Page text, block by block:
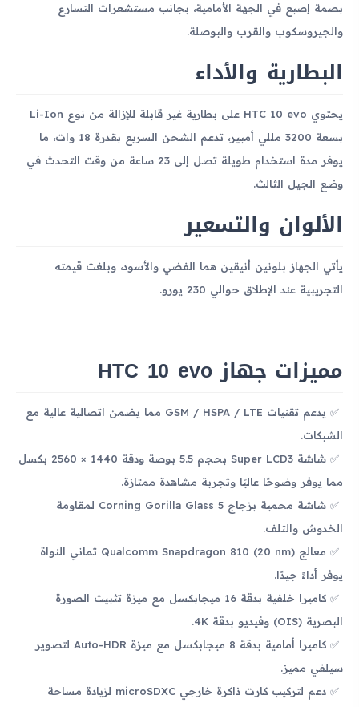
بصمة إصبع في الجهة الأمامية، بجانب مستشعرات التسارع
والجيروسكوب والقرب والبوصلة.
البطارية والأداء
يحتوي HTC 10 evo على بطارية غير قابلة للإزالة من نوع Li-Ion
بسعة 3200 مللي أمبير، تدعم الشحن السريع بقدرة 18 وات، ما
يوفر مدة استخدام طويلة تصل إلى 23 ساعة من وقت التحدث في
وضع الجيل الثالث.
الألوان والتسعير
يأتي الجهاز بلونين أنيقين هما الفضي والأسود، وبلغت قيمته
التجريبية عند الإطلاق حوالي 230 يورو.
مميزات جهاز HTC 10 evo
يدعم تقنيات GSM / HSPA / LTE مما يضمن اتصالية عالية مع
الشبكات.
شاشة Super LCD3 بحجم 5.5 بوصة ودقة 1440 × 2560 بكسل
مما يوفر وضوحًا عاليًا وتجربة مشاهدة ممتازة.
شاشة محمية بزجاج Corning Gorilla Glass 5 لمقاومة
الخدوش والتلف.
معالج Qualcomm Snapdragon 810 (20 nm) ثماني النواة
يوفر أداءً جيدًا.
كاميرا خلفية بدقة 16 ميجابكسل مع ميزة تثبيت الصورة
البصرية (OIS) وفيديو بدقة 4K.
كاميرا أمامية بدقة 8 ميجابكسل مع ميزة Auto-HDR لتصوير
سيلفي مميز.
دعم لتركيب كارت ذاكرة خارجي microSDXC لزيادة مساحة